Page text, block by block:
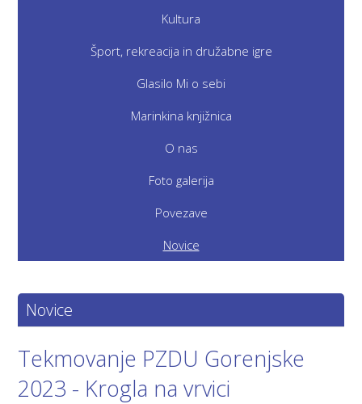
Kultura
Šport, rekreacija in družabne igre
Glasilo Mi o sebi
Marinkina knjižnica
O nas
Foto galerija
Povezave
Novice
Novice
Tekmovanje PZDU Gorenjske
2023 - Krogla na vrvici